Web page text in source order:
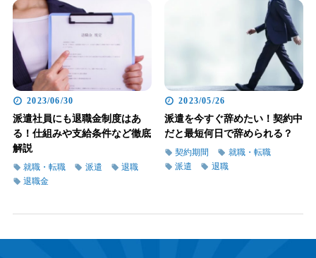
2023/06/30
派遣社員にも退職金制度はあ
る！仕組みや支給条件など徹底
解説
就職・転職 派遣
退職
退職金
2023/05/26
派遣を今すぐ辞めたい！契約中
だと最短何日で辞められる？
契約期間
就職・転職
派遣
退職